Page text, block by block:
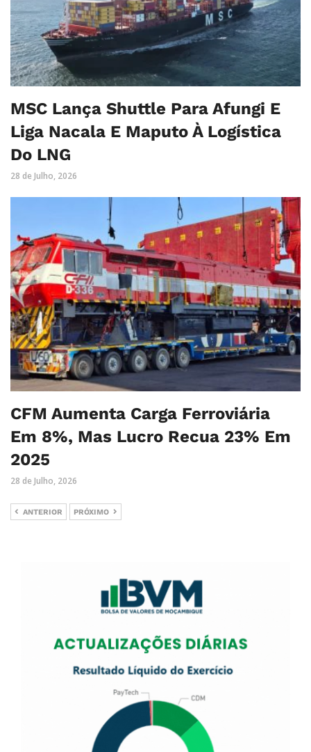
MSC Lança Shuttle Para Afungi E
Liga Nacala E Maputo À Logística
Do LNG
28 de Julho, 2026
CFM Aumenta Carga Ferroviária
Em 8%, Mas Lucro Recua 23% Em
2025
28 de Julho, 2026
ANTERIOR PRÓXIMO